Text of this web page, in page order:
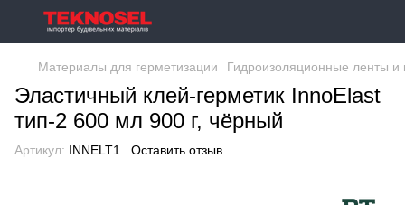
Материалы для герметизации Гидроизоляционные ленты и
Эластичный клей-герметик InnoElast
тип-2 600 мл 900 г, чёрный
Артикул: INNELT1 Оставить отзыв